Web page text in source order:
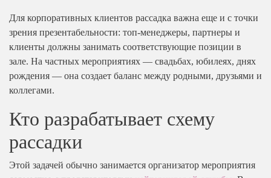
Балашиха
Внуково
Долгопрудный
Железнодорожный
Красногорск
Люберцы
Мытищи
Для корпоративных клиентов рассадка важна еще и с точки
зрения презентабельности: топ-менеджеры, партнеры и
клиенты должны занимать соответствующие позиции в
зале. На частных мероприятиях — свадьбах, юбилеях, днях
рождения — она создает баланс между родными, друзьями и
коллегами.
Кто разрабатывает схему
рассадки
Этой задачей обычно занимается организатор мероприятия